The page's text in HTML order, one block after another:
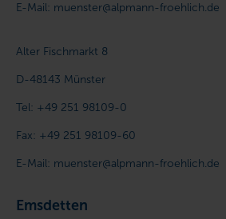
E-Mail: muenster@alpmann-froehlich.de
Alter Fischmarkt 8
D-48143 Münster
Tel: +49 251 98109-0
Fax: +49 251 98109-60
E-Mail: muenster@alpmann-froehlich.de
Emsdetten